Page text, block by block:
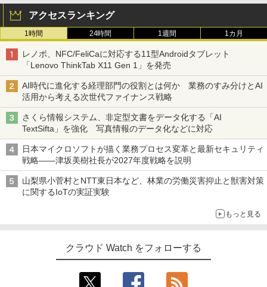
アクセスランキング
1時間 24時間 1週間 1カ月
レノボ、NFC/FeliCaに対応する11型Androidタブレット
「Lenovo ThinkTab X11 Gen 1」を発売
AI時代に進化する経理部門の役割とは何か 業務のすみ分けとAI
活用から考える次世代ファイナンス戦略
さくら情報システム、非定型文書をデータ化する「AI
TextSifta」を強化 写真情報のデータ化などに対応
日本マイクロソフトが描く業務プロセス変革と最新セキュリティ
戦略――津坂美樹社長が2027年度戦略を説明
山梨県小菅村とNTT東日本など、林業の労働災害抑止と獣害対策
に関するIoTの実証実験
もっと見る
クラウド Watch をフォローする